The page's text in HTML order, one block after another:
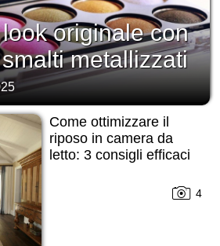
originale con
metallizzati
Come ottimizzare il
riposo in camera da
letto: 3 consigli efficaci
4